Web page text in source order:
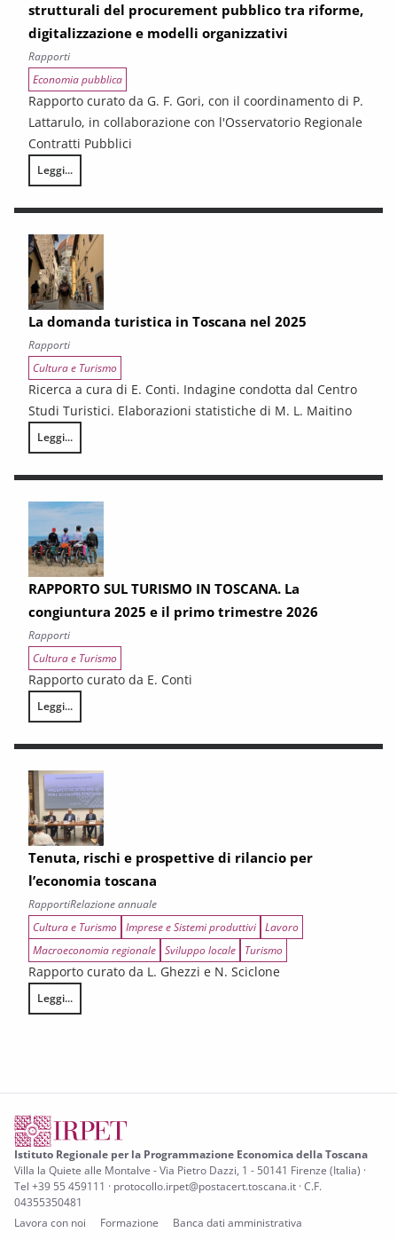
strutturali del procurement pubblico tra riforme,
digitalizzazione e modelli organizzativi
Rapporti
Economia pubblica
Rapporto curato da G. F. Gori, con il coordinamento di P.
Lattarulo, in collaborazione con l'Osservatorio Regionale
Contratti Pubblici
Leggi...
I CONTRATTI PUBBLICI AL TERMINE DEL PNRR – Andamento
La domanda turistica in Toscana nel 2025
Rapporti
Cultura e Turismo
Ricerca a cura di E. Conti. Indagine condotta dal Centro
Studi Turistici. Elaborazioni statistiche di M. L. Maitino
Leggi...
La domanda turistica in Toscana nel 2025
RAPPORTO SUL TURISMO IN TOSCANA. La
congiuntura 2025 e il primo trimestre 2026
Rapporti
Cultura e Turismo
Rapporto curato da E. Conti
Leggi...
RAPPORTO SUL TURISMO IN TOSCANA. La congiuntura 2025 e il
Tenuta, rischi e prospettive di rilancio per
l’economia toscana
RapportiRelazione annuale
Cultura e Turismo Imprese e Sistemi produttivi Lavoro
Macroeconomia regionale Sviluppo locale Turismo
Rapporto curato da L. Ghezzi e N. Sciclone
Leggi...
Tenuta, rischi e prospettive di rilancio per l’economia toscana
Istituto Regionale per la Programmazione Economica della Toscana
Villa la Quiete alle Montalve - Via Pietro Dazzi, 1 - 50141 Firenze (Italia) ·
Tel +39 55 459111 · protocollo.irpet@postacert.toscana.it · C.F.
04355350481
Lavora con noi
Formazione
Banca dati amministrativa